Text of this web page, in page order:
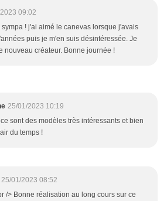
09:02
sympa ! j'ai aimé le canevas lorsque j'avais
puis je m'en suis désintéressée. Je
nouveau créateur. Bonne journée !
25/01/2023 10:19
sont des modèles très intéressants et bien
du temps !
25/01/2023 08:52
/> Bonne réalisation au long cours sur ce